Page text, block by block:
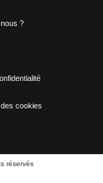
?
cookies
réservés